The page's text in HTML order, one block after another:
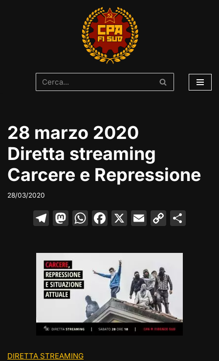
28 marzo 2020
Diretta streaming
Carcere e Repressione
28/03/2020
T
e
gr
a
m
M
st
o
d
W
at
s
A
p
p
F
c
e
b
o
o
k
X E
ai
C
p
Li
n
k
DIRETTA STREAMING